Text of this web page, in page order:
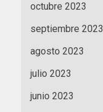
octubre 2023
septiembre 2023
agosto 2023
julio 2023
junio 2023